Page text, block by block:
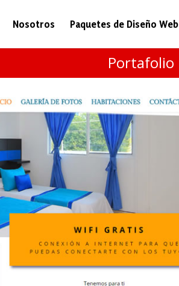
Nosotros Paquetes de Diseño Web
Portafolio